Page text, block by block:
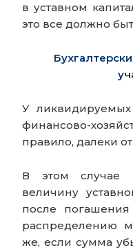
в уставном
это все должно
У ликвидируемых
финансово-
правило, далеки
В этом случае
величину
после
распределению
же, если сумма